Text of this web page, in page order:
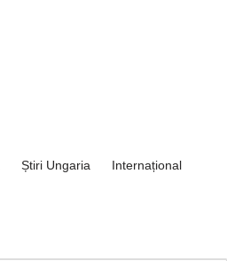
Știri Ungaria
Internațional